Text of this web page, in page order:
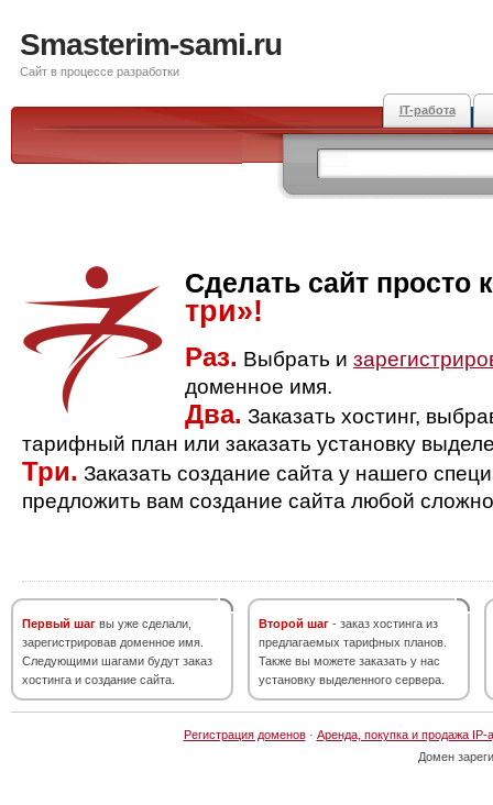
Smasterim-sami.ru
Сайт в процессе разработки
IT-работа
Сделать сайт просто
три»!
Раз. Выбрать и
доменное имя.
Два. Заказать хостинг,
тарифный план или заказать установку
Три. Заказать создание сайта у нашего
предложить вам создание сайта любой
Первый шаг вы уже сделали,
зарегистрировав доменное имя.
Следующими шагами будут заказ
хостинга и создание сайта.
Второй шаг - заказ хостинга из
предлагаемых тарифных планов.
Также вы можете заказать у нас
установку выделенного сервера.
Регистрация доменов· Аренда, покупка и продажа IP-
Домен